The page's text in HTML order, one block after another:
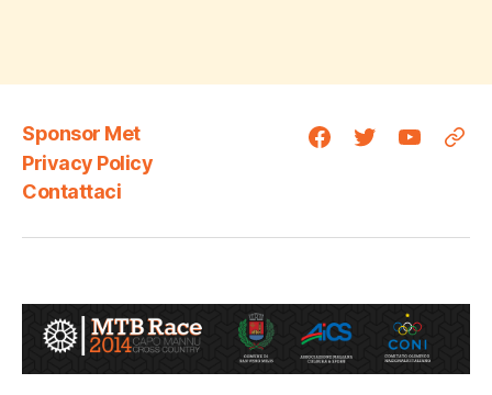
Sponsor Met
Privacy Policy
Contattaci
Facebook
TwittterYouTube